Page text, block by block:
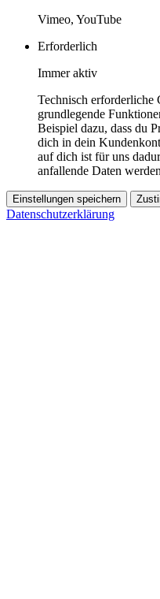
Vimeo, YouTube
Erforderlich
Immer aktiv
Technisch erforderliche
grundlegende
Beispiel dazu, dass du
dich in dein
auf dich ist für uns
anfallende Daten
Einstellungen speichern
Datenschutzerklärung